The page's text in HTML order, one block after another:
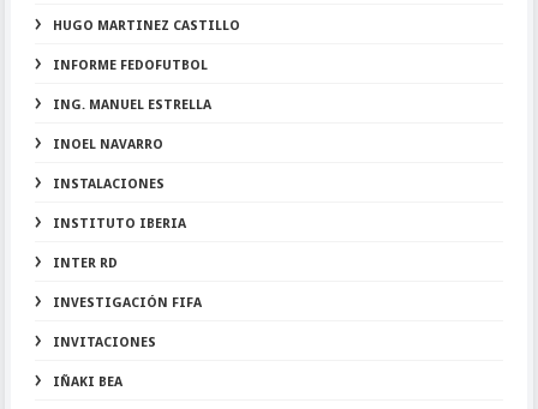
HUGO MARTINEZ CASTILLO
INFORME FEDOFUTBOL
ING. MANUEL ESTRELLA
INOEL NAVARRO
INSTALACIONES
INSTITUTO IBERIA
INTER RD
INVESTIGACIÓN FIFA
INVITACIONES
IÑAKI BEA